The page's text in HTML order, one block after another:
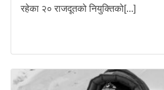
रहेका २० राजदूतको नियुक्तिको[...]